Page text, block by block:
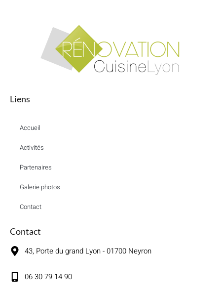
Liens
Accueil
Activités
Partenaires
Galerie photos
Contact
Contact
43, Porte du grand Lyon - 01700 Neyron
06 30 79 14 90